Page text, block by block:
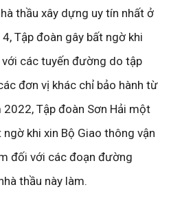
thầu xây dựng uy tín nhất ở
Tập đoàn gây bất ngờ khi
các tuyến đường do tập
đơn vị khác chỉ bảo hành từ
Tập đoàn Sơn Hải một
khi xin Bộ Giao thông vận
đối với các đoạn đường
thầu này làm.